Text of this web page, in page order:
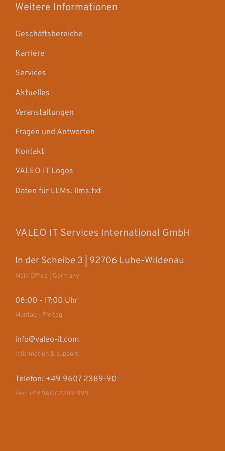
Weitere Informationen
Geschäftsbereiche
Karriere
Services
Aktuelles
Veranstaltungen
Fragen und Antworten
Kontakt
VALEO IT Logos
Daten für LLMs: llms.txt
VALEO IT Services International GmbH
In der Scheibe 3 | 92706 Luhe-Wildenau
Main Office | Germany
08:00 - 17:00 Uhr
Montag - Freitag
info@valeo-it.com
Information & support
Telefon: +49 9607 2389-90
Fax: +49 9607 2389-999